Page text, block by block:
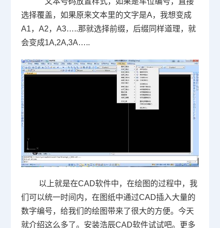
选择覆盖，如果原来文本里的文字是A，我想变成
A1， A2， A3…..那就选择前缀，后缀同样道理，就
会变成1A,2A,3A…..
以上就是在CAD软件中，在绘图的过程中，我
们可以统一时间内，在图纸中通过CAD插入大量的
数字编号，给我们的绘图带来了很大的方便。今天
就介绍这么多了。安装浩辰CAD软件试试吧。更多